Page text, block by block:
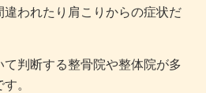
違われたり肩こりからの症状だ
判断する整骨院や整体院が多
。